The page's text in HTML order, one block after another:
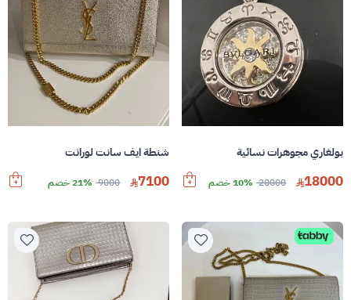
بولغاري مجوهرات نسائية
18000
20000 10% خصم
شنطة ايف سانت لورانت
7100
9000 21% خصم